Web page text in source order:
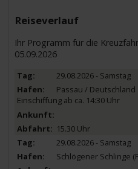
Reiseverlauf
Ihr Programm für die
05.09.2026
29.08.2026 - Samstag
Passau / Deutschland
Einschiffung ab ca. 14:30 Uhr
15.30 Uhr
29.08.2026 - Samstag
Schlögener Schlinge